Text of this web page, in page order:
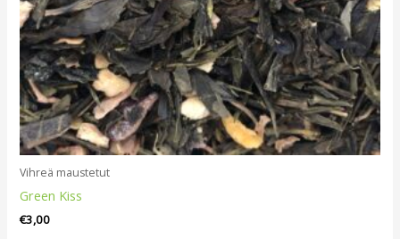
Vihreä maustetut
Green Kiss
€3,00